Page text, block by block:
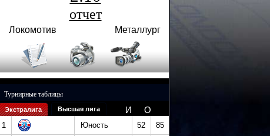
отчет
Локомотив Металлург
Турнирные таблицы
Экстралига Высшая лига И О
1 Юность 52 85